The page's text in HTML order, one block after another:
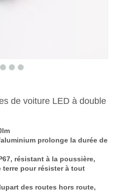
de voiture LED à double
prolonge la durée de
résistant à la poussière,
terre pour résister à tout
des routes hors route,